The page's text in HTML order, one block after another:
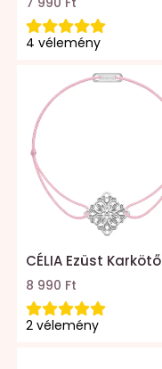
4 vélemény
CÉLIA Ezüst Karkötő
8 990 Ft
2 vélemény